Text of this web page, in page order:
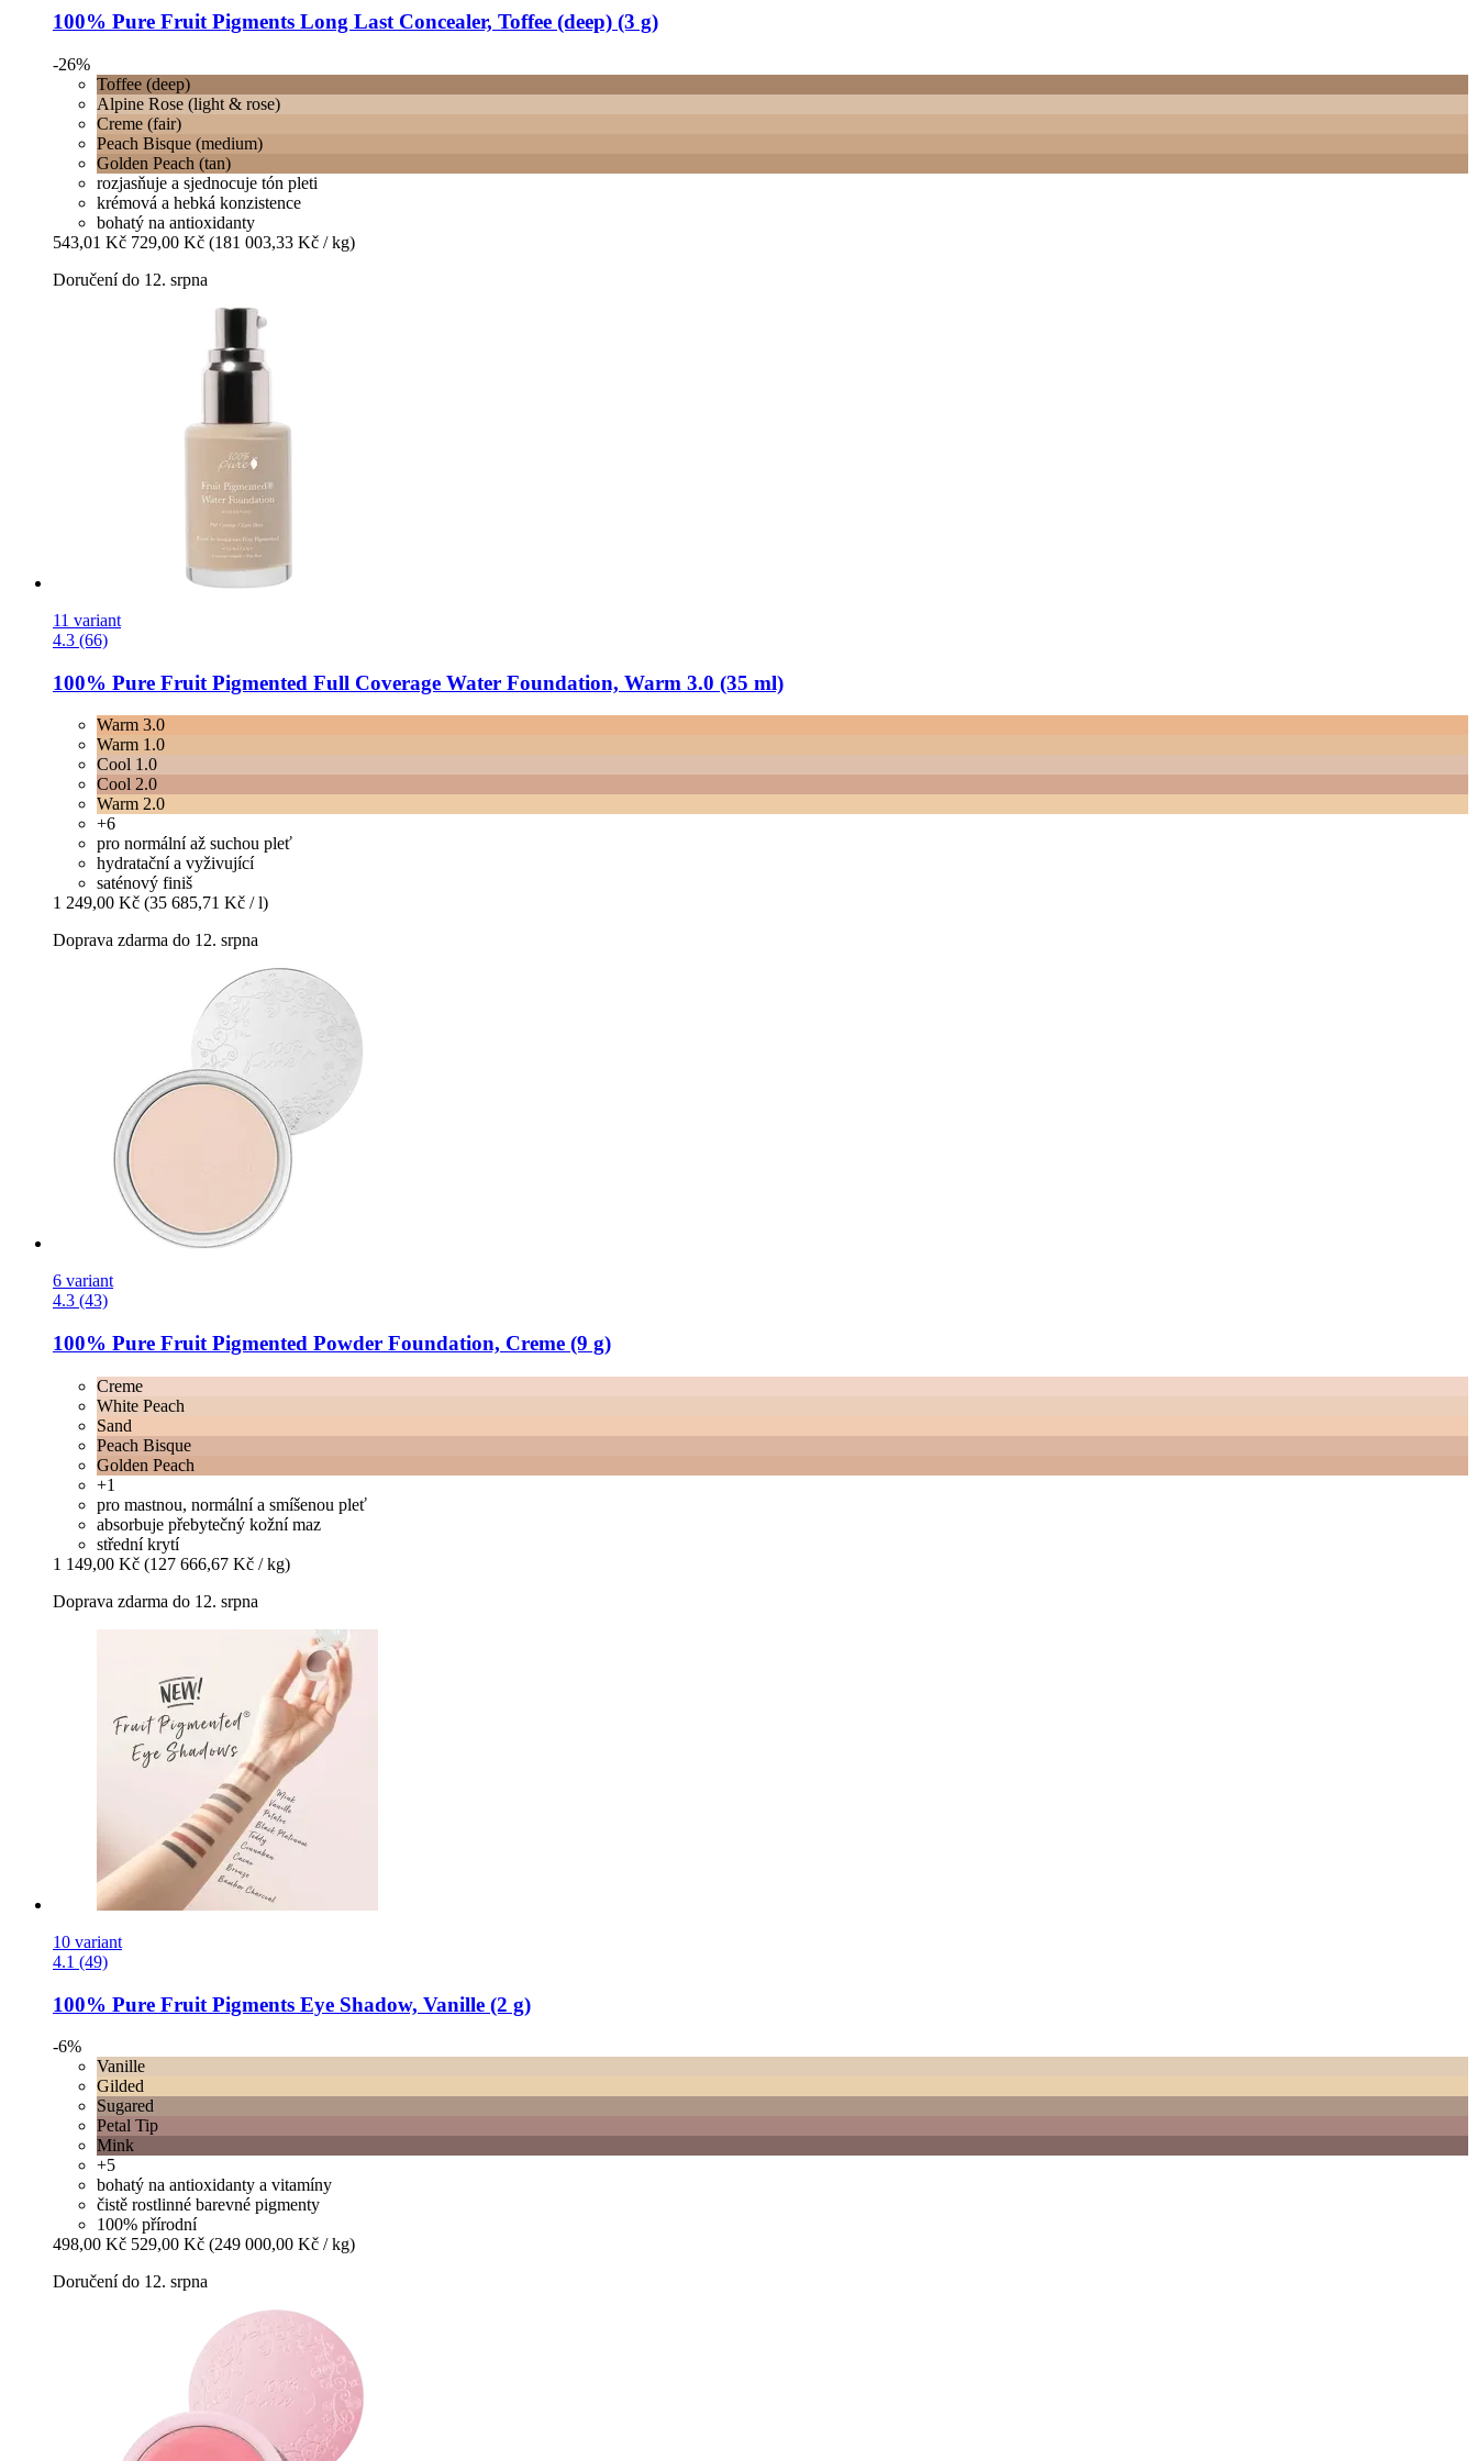
100% Pure Fruit Pigments Long Last Concealer, Toffee (deep) (3 g)
-26%
Toffee (deep)
Alpine Rose (light & rose)
Creme (fair)
Peach Bisque (medium)
Golden Peach (tan)
rozjasňuje a sjednocuje tón pleti
krémová a hebká konzistence
bohatý na antioxidanty
543,01 Kč 729,00 Kč (181 003,33 Kč / kg)
Doručení do 12. srpna
11 variant
4.3 (66)
100% Pure Fruit Pigmented Full Coverage Water Foundation, Warm 3.0 (35 ml)
Warm 3.0
Warm 1.0
Cool 1.0
Cool 2.0
Warm 2.0
+6
pro normální až suchou pleť
hydratační a vyživující
saténový finiš
1 249,00 Kč (35 685,71 Kč / l)
Doprava zdarma do 12. srpna
6 variant
4.3 (43)
100% Pure Fruit Pigmented Powder Foundation, Creme (9 g)
Creme
White Peach
Sand
Peach Bisque
Golden Peach
+1
pro mastnou, normální a smíšenou pleť
absorbuje přebytečný kožní maz
střední krytí
1 149,00 Kč (127 666,67 Kč / kg)
Doprava zdarma do 12. srpna
10 variant
4.1 (49)
100% Pure Fruit Pigments Eye Shadow, Vanille (2 g)
-6%
Vanille
Gilded
Sugared
Petal Tip
Mink
+5
bohatý na antioxidanty a vitamíny
čistě rostlinné barevné pigmenty
100% přírodní
498,00 Kč 529,00 Kč (249 000,00 Kč / kg)
Doručení do 12. srpna